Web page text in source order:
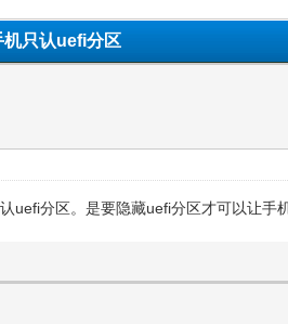
只认uefi分区
uefi分区。是要隐藏uefi分区才可以让手